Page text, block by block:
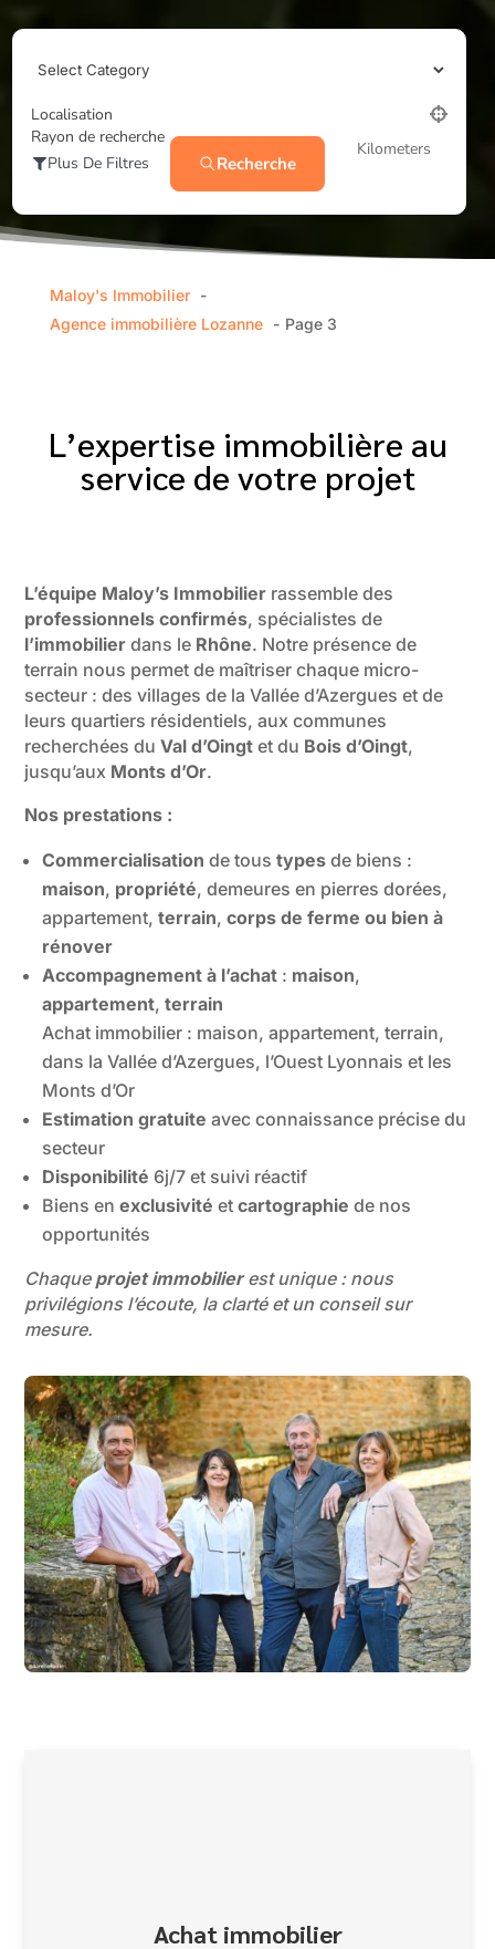
Localisation
Rayon de recherche
Kilometers
Plus De Filtres Recherche
Maloy's Immobilier
Agence immobilière Lozanne
Page 3
L’expertise immobilière au
service de votre projet
L’équipe Maloy’s Immobilier rassemble des
professionnels confirmés, spécialistes de
l’immobilier dans le Rhône. Notre présence de
terrain nous permet de maîtriser chaque micro-
secteur : des villages de la Vallée d’Azergues et de
leurs quartiers résidentiels, aux communes
recherchées duVal d’Oingt et du Bois d’Oingt,
jusqu’aux Monts d’Or.
Nos prestations :
Commercialisation de toustypes de biens :
maison, propriété, demeures en pierres dorées,
appartement,terrain,corps de ferme ou bien à
rénover
Accompagnement à l’achat : maison,
appartement,terrain
Achat immobilier : maison, appartement, terrain,
dans la Vallée d’Azergues, l’Ouest Lyonnais et les
Monts d’Or
Estimation gratuite avec connaissance précise du
secteur
Disponibilité 6j/7 et suivi réactif
Biens enexclusivité etcartographie de nos
opportunités
Chaque projet immobilierest unique : nous
privilégions l’écoute, la clarté et un conseil sur
mesure.
Achat immobilier